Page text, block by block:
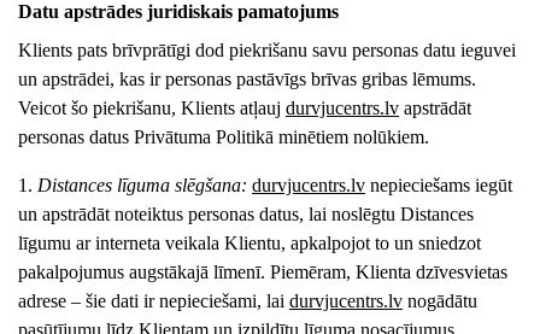
Datu apstrādes juridiskais pamatojums
Klients pats brīvprātīgi dod piekrišanu savu personas datu ieguvei
un apstrādei, kas ir personas pastāvīgs brīvas gribas lēmums.
Veicot šo piekrišanu, Klients atļauj durvjucentrs.lv apstrādāt
personas datus Privātuma Politikā minētiem nolūkiem.
1. Distances līguma slēgšana: durvjucentrs.lv nepieciešams iegūt
un apstrādāt noteiktus personas datus, lai noslēgtu Distances
līgumu ar interneta veikala Klientu, apkalpojot to un sniedzot
pakalpojumus augstākajā līmenī. Piemēram, Klienta dzīvesvietas
adrese – šie dati ir nepieciešami, lai durvjucentrs.lv nogādātu
pasūtījumu līdz Klientam un izpildītu līguma nosacījumus.